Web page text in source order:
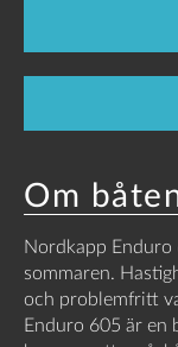
Om
Nordkapp
sommaren.
och problemfritt
Enduro 605 är en